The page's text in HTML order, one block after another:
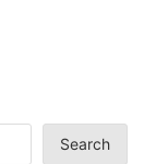
Search